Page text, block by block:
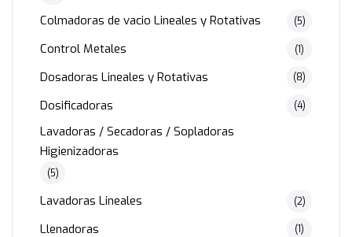
Colmadoras de vacio Lineales y Rotativas (5)
Control Metales (1)
Dosadoras Lineales y Rotativas (8)
Dosificadoras (4)
Lavadoras / Secadoras / Sopladoras
Higienizadoras
(5)
Lavadoras Lineales (2)
Llenadoras (1)